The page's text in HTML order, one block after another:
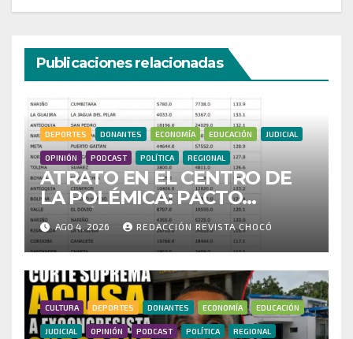
Publicaciones relacionadas
DEPORTES DONANTES ECONOMÍA EDUCACIÓN JUDICIAL
OPINIÓN PODCAST POLÍTICA REGIONAL
ATRATO EN EL CENTRO DE
LA POLÉMICA: PACTO
HISTÓRICO CUESTIONA
CENSO ELECTORAL Y PIDE
INVESTIGAR PRESUNTO
FRAUDE
AGO 4, 2026 REDACCIÓN REVISTA CHOCÓ
CULTURA DEPORTES DONANTES ECONOMÍA EDUCACIÓN
JUDICIAL OPINIÓN PODCAST POLÍTICA REGIONAL